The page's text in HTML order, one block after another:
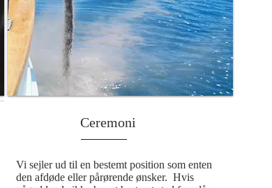
Ceremoni
Vi sejler ud til en bestemt position som enten
den afdøde eller pårørende ønsker.  Hvis